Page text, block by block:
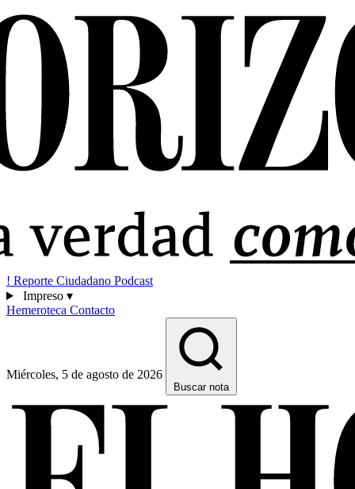
! Reporte Ciudadano Podcast
Impreso ▾
Hemeroteca Contacto
Miércoles, 5 de agosto de 2026
Buscar nota